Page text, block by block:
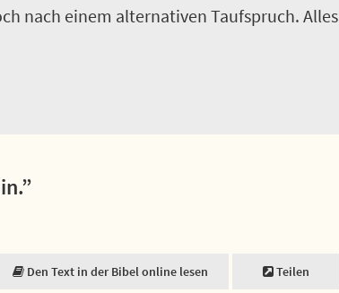
nach einem alternativen Taufspruch. Alles
Den Text in der Bibel online lesen Teilen